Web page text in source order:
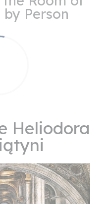
Person
Heliodora